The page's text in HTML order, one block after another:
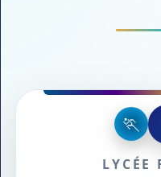
🏃
LYCÉE